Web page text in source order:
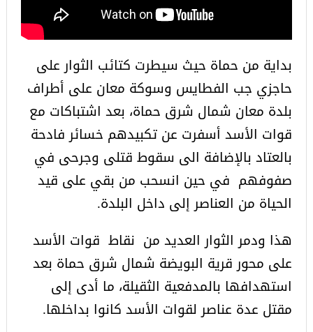
بداية من حماة حيث سيطرت كتائب الثوار على
حاجزي جب الفطايس وسوكة معان على أطراف
بلدة معان شمال شرق حماة، بعد اشتباكات مع
قوات الأسد أسفرت عن تكبيدهم خسائر فادحة
بالعتاد بالإضافة الى سقوط قتلى وجرحى في
صفوفهم في حين انسحب من بقي على قيد
الحياة من العناصر إلى داخل البلدة.
هذا ودمر الثوار العديد من نقاط قوات الأسد
على محور قرية البويضة شمال شرق حماة بعد
استهدافها بالمدفعية الثقيلة، ما أدى إلى
مقتل عدة عناصر لقوات الأسد كانوا بداخلها.